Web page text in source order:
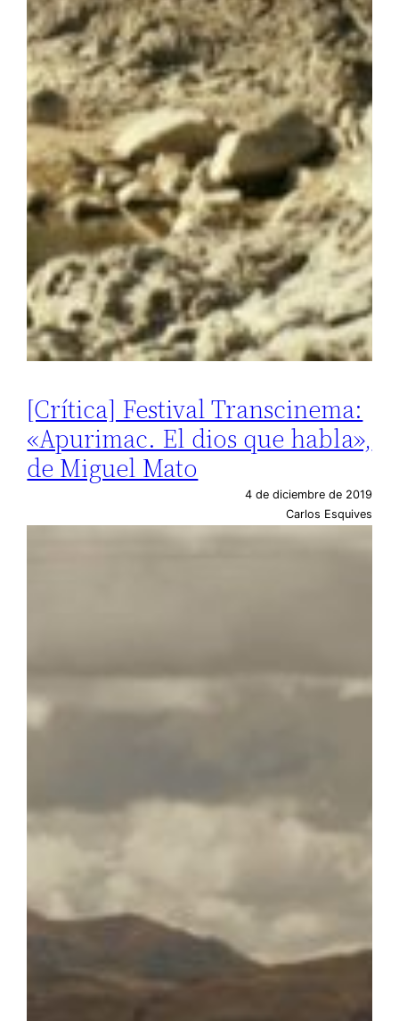
[Crítica] Festival Transcinema:
«Apurimac. El dios que habla»,
de Miguel Mato
4 de diciembre de 2019
Carlos Esquives